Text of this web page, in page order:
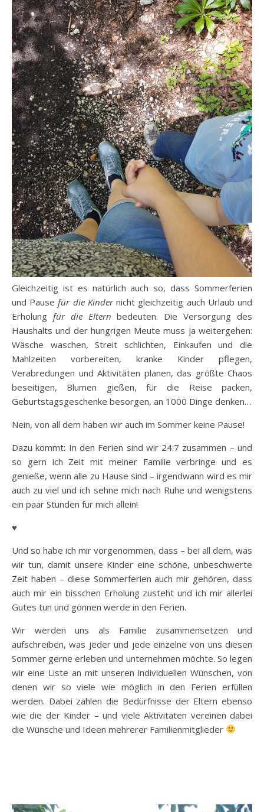
Gleichzeitig ist es natürlich auch so, dass Sommerferien
und Pause für die Kindernicht gleichzeitig auch Urlaub und
Erholung für die Eltern bedeuten. Die Versorgung des
Haushalts und der hungrigen Meute muss ja weitergehen:
Wäsche waschen, Streit schlichten, Einkaufen und die
Mahlzeiten vorbereiten, kranke Kinder pflegen,
Verabredungen und Aktivitäten planen, das größte Chaos
beseitigen, Blumen gießen, für die Reise packen,
Geburtstagsgeschenke besorgen, an 1000 Dinge denken…
Nein, von all dem haben wir auch im Sommer keine Pause!
Dazu kommt: In den Ferien sind wir 24:7 zusammen – und
so gern ich Zeit mit meiner Familie verbringe und es
genieße, wenn alle zu Hause sind – irgendwann wird es mir
auch zu viel und ich sehne mich nach Ruhe und wenigstens
ein paar Stunden für mich allein!
♥
Und so habe ich mir vorgenommen, dass – bei all dem, was
wir tun, damit unsere Kinder eine schöne, unbeschwerte
Zeit haben – diese Sommerferien auch mir gehören, dass
auch mir ein bisschen Erholung zusteht und ich mir allerlei
Gutes tun und gönnen werde in den Ferien.
Wir werden uns als Familie zusammensetzen und
aufschreiben, was jeder und jede einzelne von uns diesen
Sommer gerne erleben und unternehmen möchte. So legen
wir eine Liste an mit unseren individuellen Wünschen, von
denen wir so viele wie möglich in den Ferien erfüllen
werden. Dabei zählen die Bedürfnisse der Eltern ebenso
wie die der Kinder – und viele Aktivitäten vereinen dabei
die Wünsche und Ideen mehrerer Familienmitglieder